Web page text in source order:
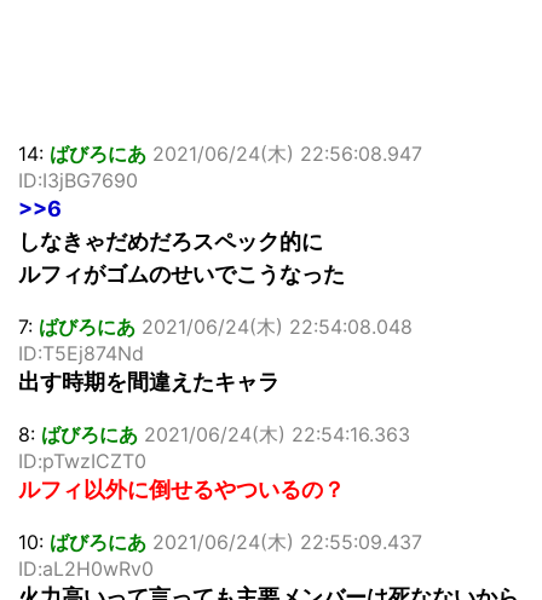
14: ばびろにあ 2021/06/24(木) 22:56:08.947
ID:I3jBG7690
>>6
しなきゃだめだろスペック的に
ルフィがゴムのせいでこうなった
7: ばびろにあ 2021/06/24(木) 22:54:08.048
ID:T5Ej874Nd
出す時期を間違えたキャラ
8: ばびろにあ 2021/06/24(木) 22:54:16.363
ID:pTwzICZT0
ルフィ以外に倒せるやついるの？
10: ばびろにあ 2021/06/24(木) 22:55:09.437
ID:aL2H0wRv0